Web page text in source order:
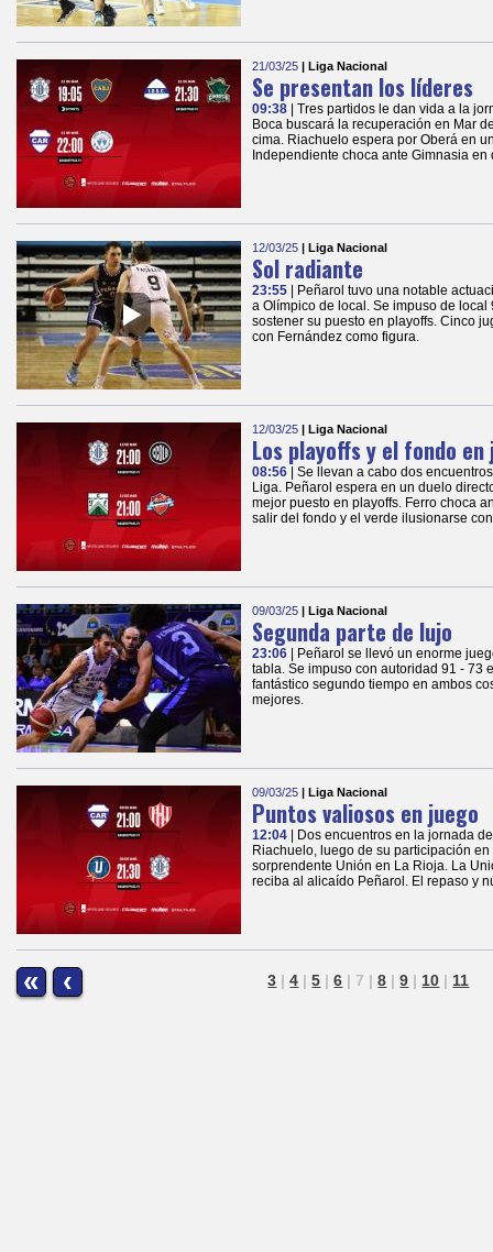
21/03/25 | Liga Nacional
Se presentan los líderes
09:38
| Tres partidos le dan vida a la
Boca buscará la recuperación en Mar
cima. Riachuelo espera por Oberá en
Independiente choca ante Gimnasia
12/03/25 | Liga Nacional
Sol radiante
23:55
| Peñarol tuvo una notable
a Olímpico de local. Se impuso de
sostener su puesto en playoffs. Cinco
con Fernández como figura.
12/03/25 | Liga Nacional
Los playoffs y el fondo en
08:56
| Se llevan a cabo dos
Liga. Peñarol espera en un duelo
mejor puesto en playoffs. Ferro choca
salir del fondo y el verde ilusionarse
09/03/25 | Liga Nacional
Segunda parte de lujo
23:06
| Peñarol se llevó un enorme
tabla. Se impuso con autoridad 91 - 73
fantástico segundo tiempo en ambos
mejores.
09/03/25 | Liga Nacional
Puntos valiosos en juego
12:04
| Dos encuentros en la jornada
Riachuelo, luego de su participación
sorprendente Unión en La Rioja. La
reciba al alicaído Peñarol. El repaso y
« ‹ 3 | 4 | 5 | 6 | 7 | 8 | 9 | 10 | 11